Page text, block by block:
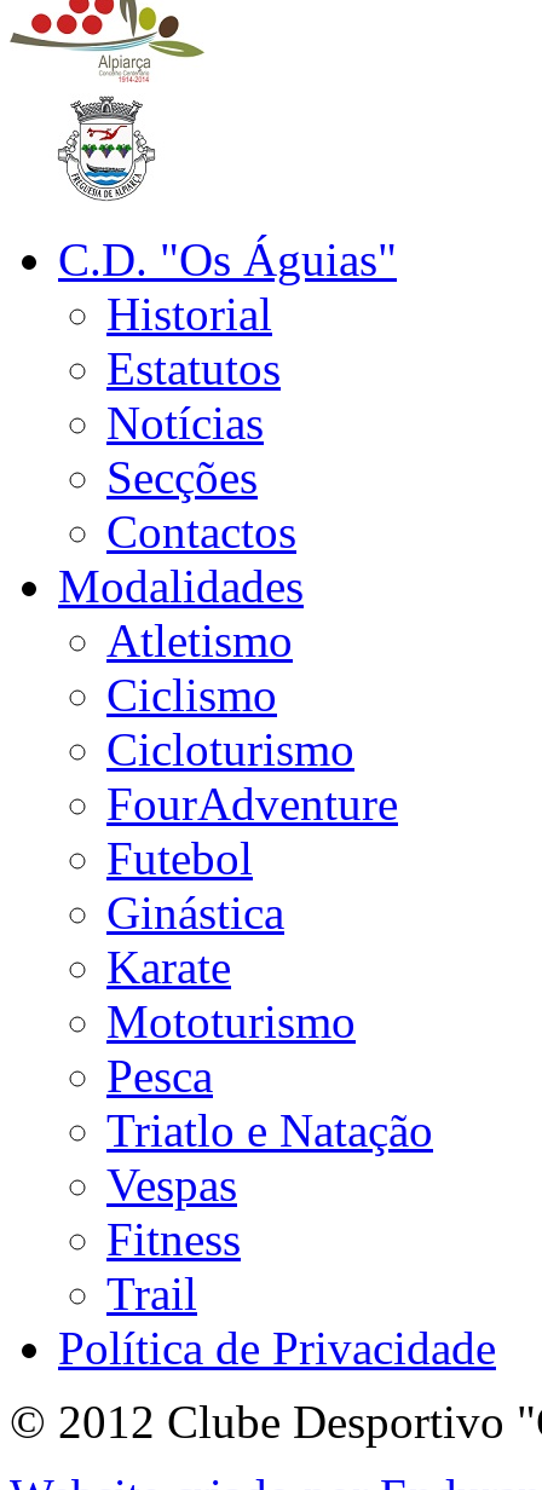
C.D. "Os Águias"
Historial
Estatutos
Notícias
Secções
Contactos
Modalidades
Atletismo
Ciclismo
Cicloturismo
FourAdventure
Futebol
Ginástica
Karate
Mototurismo
Pesca
Triatlo e Natação
Vespas
Fitness
Trail
Política de Privacidade
© 2012 Clube Desportivo